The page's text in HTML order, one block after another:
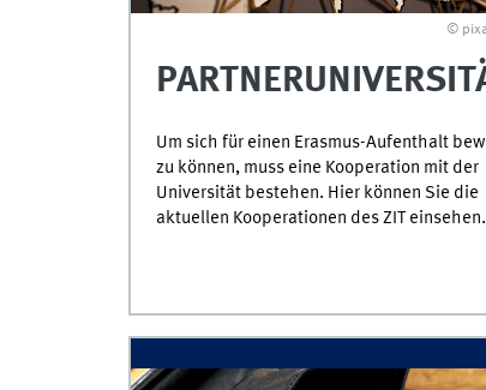
©
Um sich für einen Erasmus-Aufenthalt
zu können, muss eine Kooperation mit der
Universität bestehen. Hier können Sie die
aktuellen Kooperationen des ZIT einsehen.